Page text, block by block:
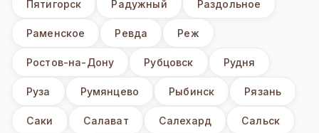
Пятигорск Радужный Раздольное
Раменское Ревда Реж
Ростов-на-Дону Рубцовск Рудня
Руза Румянцево Рыбинск Рязань
Саки Салават Салехард Сальск